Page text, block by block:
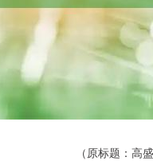
（原标题：高
4694.44 43.13